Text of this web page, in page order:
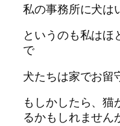
私の事務所に犬は
というのも私はほ
で
犬たちは家でお留
もしかしたら、猫
るかもしれません